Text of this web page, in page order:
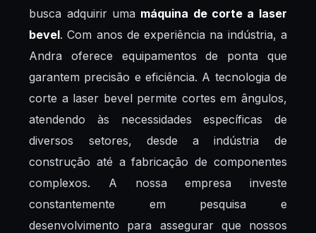
busca adquirir uma máquina de corte a laser
bevel. Com anos de experiência na indústria, a
Andra oferece equipamentos de ponta que
garantem precisão e eficiência. A tecnologia de
corte a laser bevel permite cortes em ângulos,
atendendo às necessidades específicas de
diversos setores, desde a indústria de
construção até a fabricação de componentes
complexos. A nossa empresa investe
constantemente em pesquisa e
desenvolvimento para assegurar que nossos